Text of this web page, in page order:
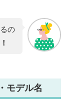
の
モデル名